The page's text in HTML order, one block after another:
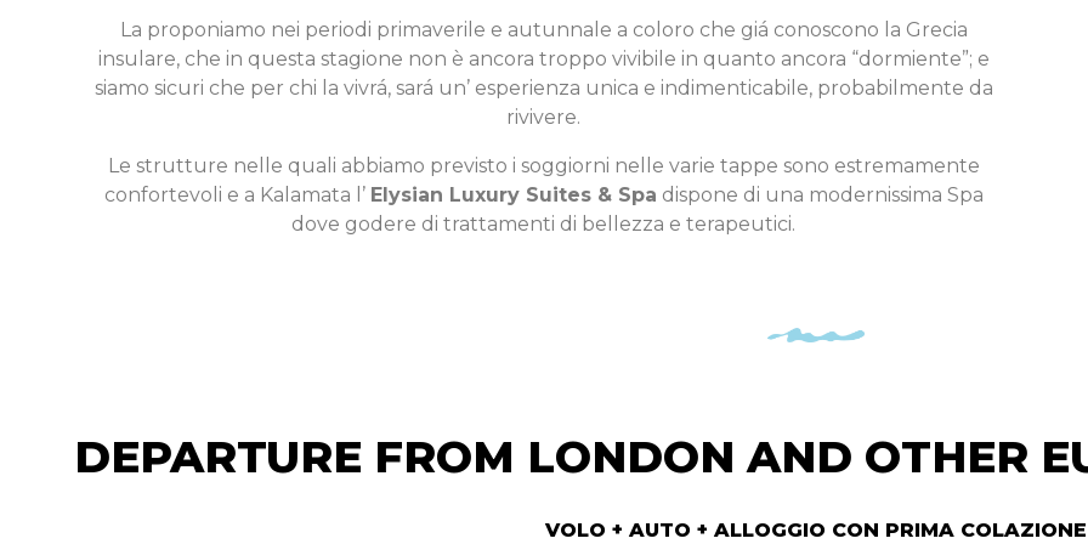
La proponiamo nei periodi primaverile e autunnale a coloro che giá conoscono la Grecia
insulare, che in questa stagione non è ancora troppo vivibile in quanto ancora “dormiente”; e
siamo sicuri che per chi la vivrá, sará un’ esperienza unica e indimenticabile, probabilmente da
rivivere.
Le strutture nelle quali abbiamo previsto i soggiorni nelle varie tappe sono estremamente
confortevoli e a Kalamata l’ Elysian Luxury Suites & Spa dispone di una modernissima Spa
dove godere di trattamenti di bellezza e terapeutici.
DEPARTURE FROM LONDON AND OTHER
VOLO + AUTO + ALLOGGIO CON PRIMA COLAZIONE